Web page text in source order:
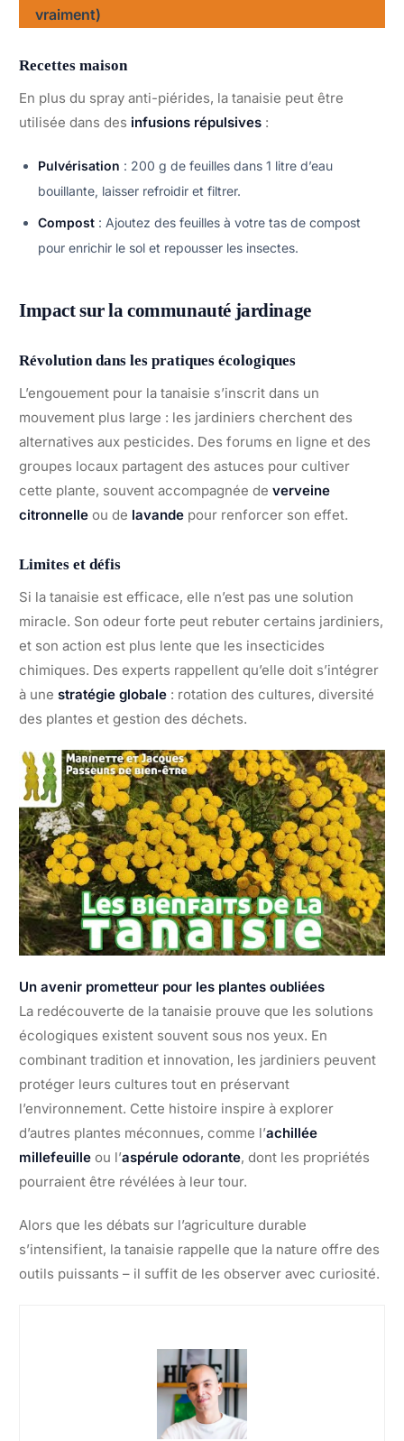
vraiment)
Recettes maison
En plus du spray anti-piérides, la tanaisie peut être
utilisée dans des infusions répulsives :
Pulvérisation : 200 g de feuilles dans 1 litre d’eau
bouillante, laisser refroidir et filtrer.
Compost : Ajoutez des feuilles à votre tas de compost
pour enrichir le sol et repousser les insectes.
Impact sur la communauté jardinage
Révolution dans les pratiques écologiques
L’engouement pour la tanaisie s’inscrit dans un
mouvement plus large : les jardiniers cherchent des
alternatives aux pesticides. Des forums en ligne et des
groupes locaux partagent des astuces pour cultiver
cette plante, souvent accompagnée de verveine
citronnelle ou de lavande pour renforcer son effet.
Limites et défis
Si la tanaisie est efficace, elle n’est pas une solution
miracle. Son odeur forte peut rebuter certains jardiniers,
et son action est plus lente que les insecticides
chimiques. Des experts rappellent qu’elle doit s’intégrer
à une stratégie globale : rotation des cultures, diversité
des plantes et gestion des déchets.
Un avenir prometteur pour les plantes oubliées
La redécouverte de la tanaisie prouve que les solutions
écologiques existent souvent sous nos yeux. En
combinant tradition et innovation, les jardiniers peuvent
protéger leurs cultures tout en préservant
l’environnement. Cette histoire inspire à explorer
d’autres plantes méconnues, comme l’achillée
millefeuille ou l’aspérule odorante, dont les propriétés
pourraient être révélées à leur tour.
Alors que les débats sur l’agriculture durable
s’intensifient, la tanaisie rappelle que la nature offre des
outils puissants – il suffit de les observer avec curiosité.